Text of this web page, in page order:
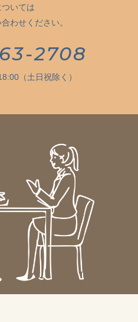
いては
わせください。
2708
（土日祝除く）